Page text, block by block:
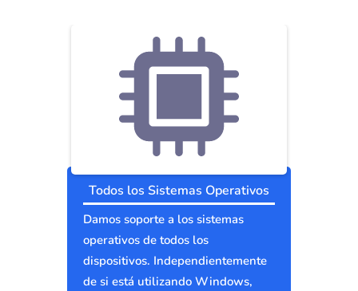
Todos los Sistemas Operativos
Damos soporte a los sistemas
operativos de todos los
dispositivos. Independientemente
de si está utilizando Windows,